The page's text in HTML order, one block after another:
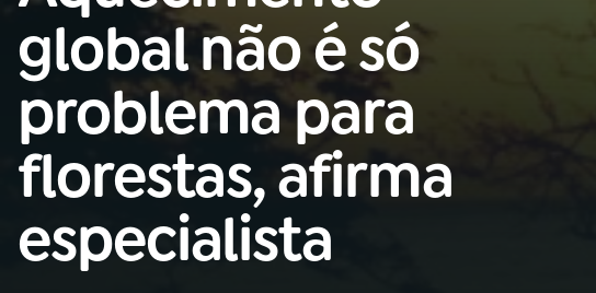
Rádio
Nacional
AO VIVO
01INÍCIO
02A RÁDIO
03 PROGRAMAÇÃO
global não é só
problema para
florestas, afirma
especialista